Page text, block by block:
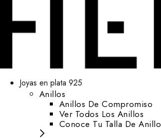
Joyas en plata 925
Anillos
Anillos De Compromiso
Ver Todos Los Anillos
Conoce Tu Talla De Anillo